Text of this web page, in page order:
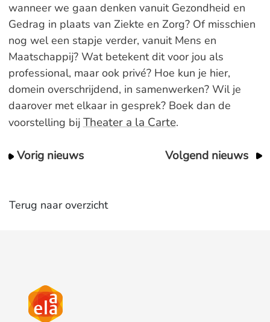
wanneer we gaan denken vanuit Gezondheid en
Gedrag in plaats van Ziekte en Zorg? Of misschien
nog wel een stapje verder, vanuit Mens en
Maatschappij? Wat betekent dit voor jou als
professional, maar ook privé? Hoe kun je hier,
domein overschrijdend, in samenwerken? Wil je
daarover met elkaar in gesprek? Boek dan de
voorstelling bij Theater a la Carte.
Vorig nieuws Volgend nieuws
Terug naar overzicht